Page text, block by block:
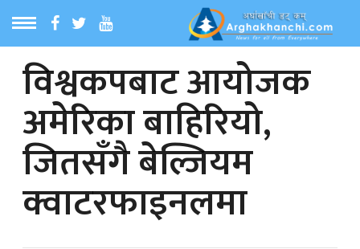
MENU
समाचार
समाचार
विश्वकपबाट आयोजक
अमेरिका बाहिरियो,
जितसँगै बेल्जियम
क्वाटरफाइनलमा